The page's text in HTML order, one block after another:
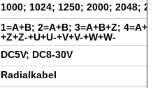
1000; 1024; 1250; 2000; 2048;
1=A+B; 2=A+B; 3=A+B+Z;
+Z+Z-+U+U-+V+V-+W+W-
DC5V; DC8-30V
Radialkabel